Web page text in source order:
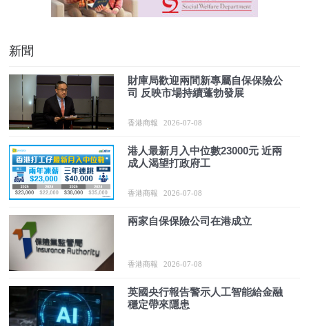
新聞
財庫局歡迎兩間新專屬自保保險公
司 反映市場持續蓬勃發展
香港商報 2026-07-08
港人最新月入中位數23000元 近兩
成人渴望打政府工
香港商報 2026-07-08
兩家自保保險公司在港成立
香港商報 2026-07-08
英國央行報告警示人工智能給金融
穩定帶來隱患